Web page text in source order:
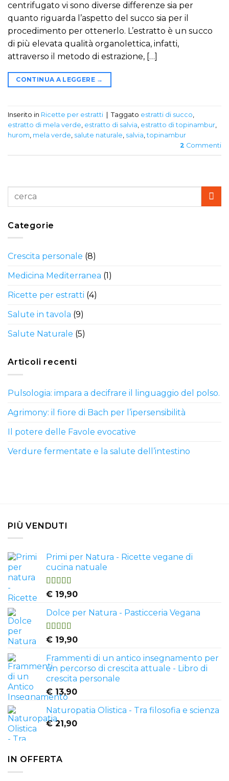
centrifugato vi sono diverse differenze sia per
quanto riguarda l’aspetto del succo sia per il
procedimento per ottenerlo. L’estratto è un succo
di più elevata qualità organolettica, infatti,
attraverso il metodo di estrazione, […]
CONTINUA A LEGGERE →
Inserito in Ricette per estratti Taggato estratti di succo
estratto di mela verde estratto di salvia estratto di topinambur
hurom mela verde salute naturale salvia ,topinambur
2 Commenti
Categorie
Crescita personale (8)
Medicina Mediterranea (1)
Ricette per estratti (4)
Salute in tavola (9)
Salute Naturale (5)
Articoli recenti
Pulsologia: impara a decifrare il linguaggio del polso.
Agrimony: il fiore di Bach per l’ipersensibilità
Il potere delle Favole evocative
Verdure fermentate e la salute dell’intestino
PIÙ VENDUTI
Primi per Natura - Ricette vegane di
cucina natuale
Valutato
su 5
€ 19,90
Dolce per Natura - Pasticceria Vegana
Valutato
su 5
€ 19,90
Frammenti di un antico insegnamento per
un percorso di crescita attuale - Libro di
crescita personale
€ 13,90
Naturopatia Olistica - Tra filosofia e scienza
€21,90
IN OFFERTA